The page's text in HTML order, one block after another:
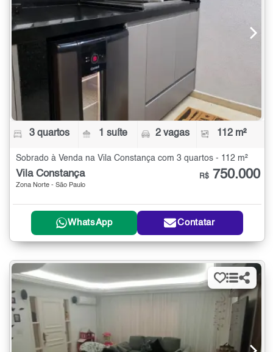
3 quartos 1 suíte 2 vagas 112 m²
Sobrado à Venda na Vila Constança com 3 quartos - 112 m²
Vila Constança
Zona Norte - São Paulo
R$ 750.000
WhatsApp Contatar